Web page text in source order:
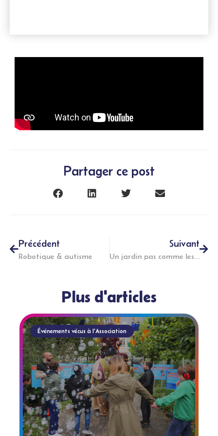
Partager ce post
Précédent
Robotique & autisme
Suivant
Un jardin pas comme les autres
Plus d'articles
Événements vécus à l'Association